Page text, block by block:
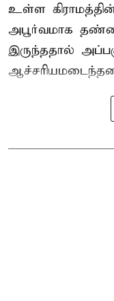
உள்ள
அபூர்வமாக
இருந்ததால்